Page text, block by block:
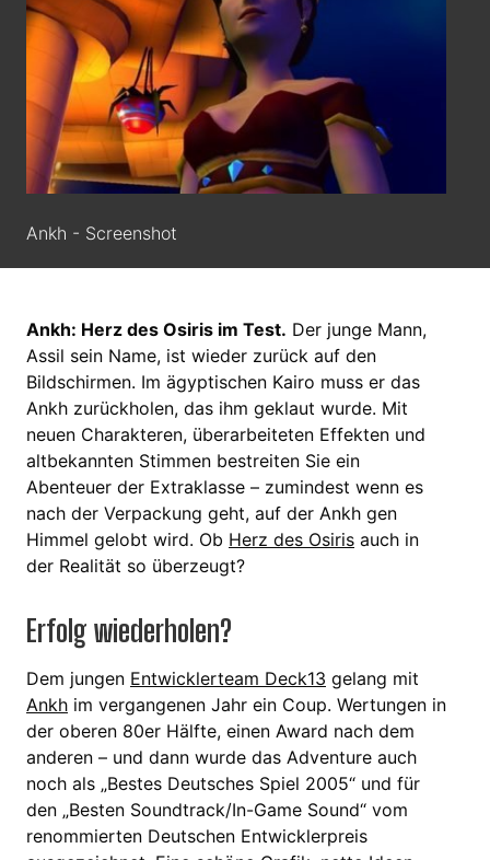
Ankh - Screenshot
Ankh: Herz des Osiris im Test. Der junge Mann,
Assil sein Name, ist wieder zurück auf den
Bildschirmen. Im ägyptischen Kairo muss er das
Ankh zurückholen, das ihm geklaut wurde. Mit
neuen Charakteren, überarbeiteten Effekten und
altbekannten Stimmen bestreiten Sie ein
Abenteuer der Extraklasse – zumindest wenn es
nach der Verpackung geht, auf der Ankh gen
Himmel gelobt wird. Ob Herz des Osiris auch in
der Realität so überzeugt?
Erfolg wiederholen?
Dem jungen Entwicklerteam Deck13 gelang mit
Ankh im vergangenen Jahr ein Coup. Wertungen in
der oberen 80er Hälfte, einen Award nach dem
anderen – und dann wurde das Adventure auch
noch als „Bestes Deutsches Spiel 2005“ und für
den „Besten Soundtrack/In-Game Sound“ vom
renommierten Deutschen Entwicklerpreis